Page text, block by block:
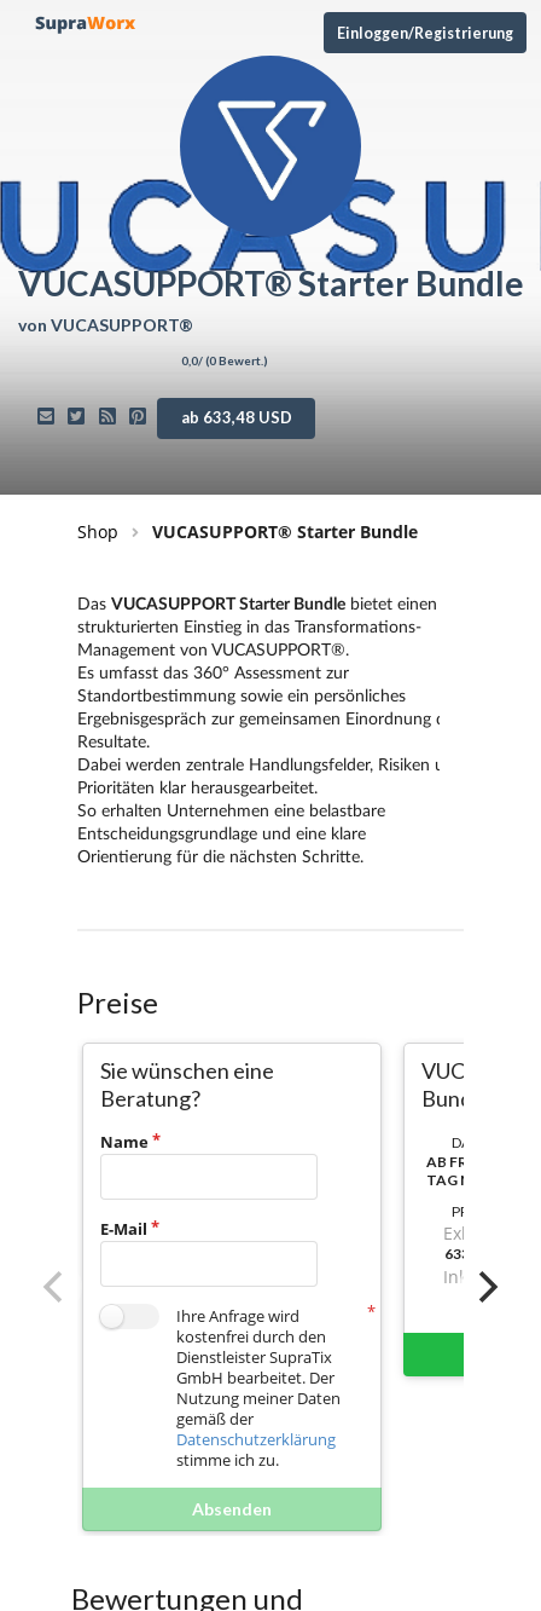
Einloggen/Registrierung
VUCASUPPORT® Starter Bundle
von VUCASUPPORT®
0,0/ (0 Bewert.)
ab 633,48 USD
Shop VUCASUPPORT® Starter Bundle
Preise
Sie wünschen eine
Beratung?
Name
E-Mail
Ihre Anfrage wird
kostenfrei durch den
Dienstleister SupraTix
GmbH bearbeitet. Der
Nutzung meiner Daten
gemäß der
Datenschutzerklärung
stimme ich zu.
Absenden
Bundle
DAUER:
AB
TAG NUTZBAR
PREIS
Exkl. Mwst.
Inkl. Mwst.
Bewertungen und